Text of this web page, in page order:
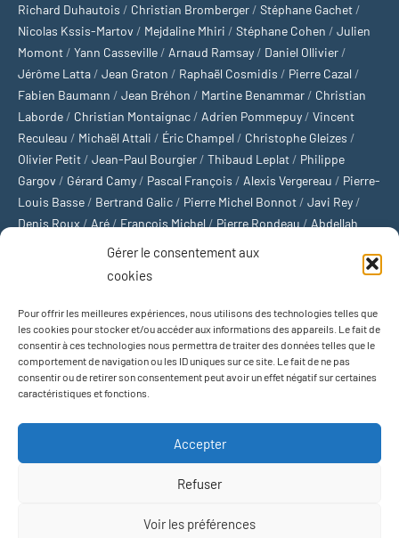
Gérer le consentement aux
cookies
Pour offrir les meilleures expériences, nous utilisons des technologies telles que
les cookies pour stocker et/ou accéder aux informations des appareils. Le fait de
consentir à ces technologies nous permettra de traiter des données telles que le
comportement de navigation ou les ID uniques sur ce site. Le fait de ne pas
consentir ou de retirer son consentement peut avoir un effet négatif sur certaines
caractéristiques et fonctions.
Accepter
Refuser
Voir les préférences
Richard Duhautois / Christian Bromberger / Stéphane Gachet /
Nicolas Kssis-Martov / Mejdaline Mhiri / Stéphane Cohen / Julien
Momont / Yann Casseville / Arnaud Ramsay / Daniel Ollivier /
Jérôme Latta / Jean Graton / Raphaël Cosmidis / Pierre Cazal /
Fabien Baumann / Jean Bréhon / Martine Benammar / Christian
Laborde / Christian Montaignac / Adrien Pommepuy / Vincent
Reculeau / Michaël Attali / Éric Champel / Christophe Gleizes /
Olivier Petit / Jean-Paul Bourgier / Thibaud Leplat / Philippe
Gargov / Gérard Camy / Pascal François / Alexis Vergereau / Pierre-
Louis Basse / Bertrand Galic / Pierre Michel Bonnot / Javi Rey /
Denis Roux / Aré / François Michel / Pierre Rondeau / Abdellah
Michaël Delépine
Football/ Cyclisme/Tous les sports/Jeux olympiques/Rugby/
Basket-ball/Sports US/Boxe/Tennis/Bateaux/Formule 1/
Moto/Natation/Sports d'hiver/Marathon/Trail/Automobile
Baseball/Golf/Athlétisme
Football gaélique
Sports de combat